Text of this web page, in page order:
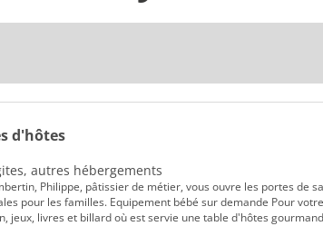
d'hôtes
autres hébergements
Philippe, pâtissier de métier, vous ouvre les portes de sa
pour les familles. Equipement bébé sur demande Pour votre
jeux, livres et billard où est servie une table d'hôtes